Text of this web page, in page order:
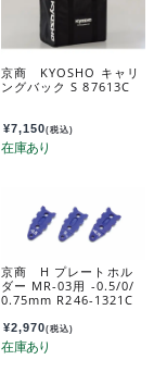
京商 KYOSHO キャリ
ングバック S 87613C
¥7,150(税込)
京商 H プレートホル
ダー MR-03用 -0.5/0/
0.75mm R246-1321C
¥2,970(税込)